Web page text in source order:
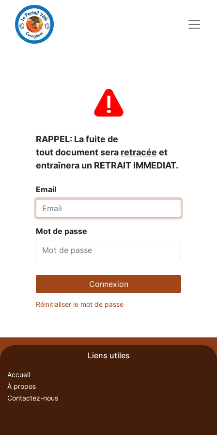
RAPPEL: Lafuite de
tout document sera retracée et
entraînera un RETRAIT IMMEDIAT.
Email
Mot de passe
Connexion
Réinitialiser le mot de passe
Liens utiles
Accueil
À propos
Contactez-nous